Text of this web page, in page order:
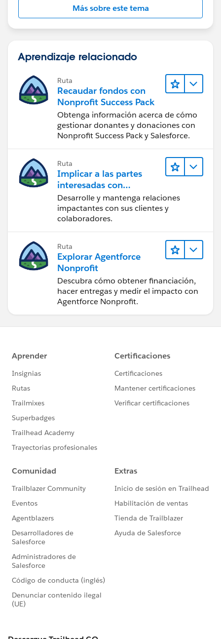
Más sobre este tema
Aprendizaje relacionado
Ruta
Recaudar fondos con
Nonprofit Success Pack
Obtenga información acerca de cómo
gestionar donantes y donaciones con
Nonprofit Success Pack y Salesforce.
Ruta
Implicar a las partes
interesadas con
Nonprofit Success Pack
Desarrolle y mantenga relaciones
impactantes con sus clientes y
colaboradores.
Ruta
Explorar Agentforce
Nonprofit
Descubra cómo obtener financiación,
hacer entregas y medir el impacto con
Agentforce Nonprofit.